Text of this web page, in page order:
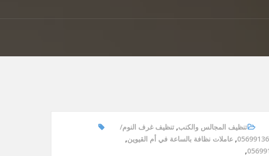
تنظيف المجالس والكنب, تنظيف غرف النوم
, عاملات نظافة بالساعة في أم القيوين,
,